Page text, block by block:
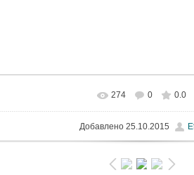
274 0 0.0
Добавлено25.10.2015